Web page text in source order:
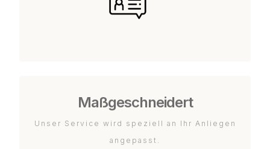
Maßgeschneidert
Unser Service wird speziell an Ihr Anliegen
angepasst.